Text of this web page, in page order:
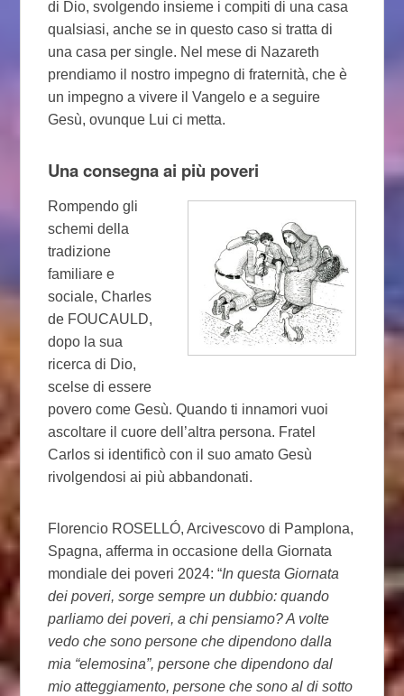
di Dio, svolgendo insieme i compiti di una casa
qualsiasi, anche se in questo caso si tratta di
una casa per single. Nel mese di Nazareth
prendiamo il nostro impegno di fraternità, che è
un impegno a vivere il Vangelo e a seguire
Gesù, ovunque Lui ci metta.
Una consegna ai più poveri
Rompendo gli
schemi della
tradizione
familiare e
sociale, Charles
de FOUCAULD,
dopo la sua
ricerca di Dio,
scelse di essere
povero come Gesù. Quando ti innamori vuoi
ascoltare il cuore dell’altra persona. Fratel
Carlos si identificò con il suo amato Gesù
rivolgendosi ai più abbandonati.
Florencio ROSELLÓ, Arcivescovo di Pamplona,
​​Spagna, afferma in occasione della Giornata
mondiale dei poveri 2024: “In questa Giornata
dei poveri, sorge sempre un dubbio: quando
parliamo dei poveri, a chi pensiamo? A volte
vedo che sono persone che dipendono dalla
mia “elemosina”, persone che dipendono dal
mio atteggiamento, persone che sono al di sotto